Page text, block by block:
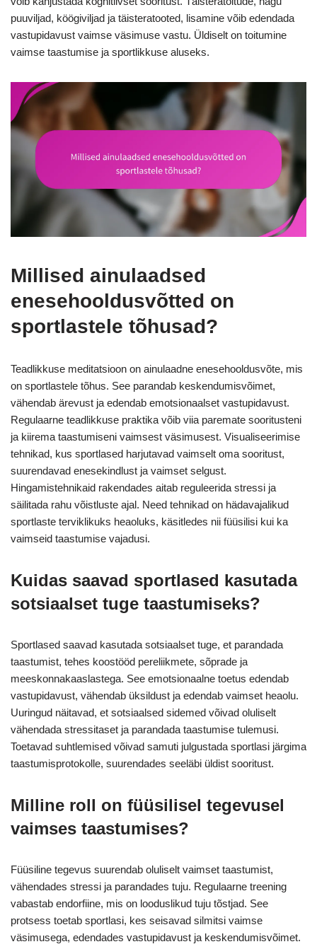
puuviljad, köögiviljad ja täisteratooted, lisamine võib edendada
vastupidavust vaimse väsimuse vastu. Üldiselt on toitumine
vaimse taastumise ja sportlikkuse aluseks.
Millised ainulaadsed
enesehooldusvõtted on
sportlastele tõhusad?
Teadlikkuse meditatsioon on ainulaadne enesehooldusvõte, mis
on sportlastele tõhus. See parandab keskendumisvõimet,
vähendab ärevust ja edendab emotsionaalset vastupidavust.
Regulaarne teadlikkuse praktika võib viia paremate sooritusteni
ja kiirema taastumiseni vaimsest väsimusest. Visualiseerimise
tehnikad, kus sportlased harjutavad vaimselt oma sooritust,
suurendavad enesekindlust ja vaimset selgust.
Hingamistehnikaid rakendades aitab reguleerida stressi ja
säilitada rahu võistluste ajal. Need tehnikad on hädavajalikud
sportlaste terviklikuks heaoluks, käsitledes nii füüsilisi kui ka
vaimseid taastumise vajadusi.
Kuidas saavad sportlased kasutada
sotsiaalset tuge taastumiseks?
Sportlased saavad kasutada sotsiaalset tuge, et parandada
taastumist, tehes koostööd pereliikmete, sõprade ja
meeskonnakaaslastega. See emotsionaalne toetus edendab
vastupidavust, vähendab üksildust ja edendab vaimset heaolu.
Uuringud näitavad, et sotsiaalsed sidemed võivad oluliselt
vähendada stressitaset ja parandada taastumise tulemusi.
Toetavad suhtlemised võivad samuti julgustada sportlasi järgima
taastumisprotokolle, suurendades seeläbi üldist sooritust.
Milline roll on füüsilisel tegevusel
vaimses taastumises?
Füüsiline tegevus suurendab oluliselt vaimset taastumist,
vähendades stressi ja parandades tuju. Regulaarne treening
vabastab endorfiine, mis on looduslikud tuju tõstjad. See
protsess toetab sportlasi, kes seisavad silmitsi vaimse
väsimusega, edendades vastupidavust ja keskendumisvõimet.